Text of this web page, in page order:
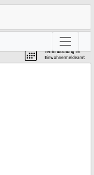
Terminbuchungim
Einwohnermeldeamt